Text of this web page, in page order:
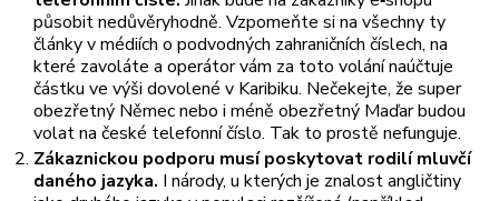
působit nedůvěryhodně. Vzpomeňte si na všechny ty
články v médiích o podvodných zahraničních číslech, na
které zavoláte a operátor vám za toto volání naúčtuje
částku ve výši dovolené v Karibiku. Nečekejte, že super
obezřetný Němec nebo i méně obezřetný Maďar budou
volat na české telefonní číslo. Tak to prostě nefunguje.
Zákaznickou podporu musí poskytovat rodilí mluvčí
daného jazyka. I národy, u kterých je znalost angličtiny